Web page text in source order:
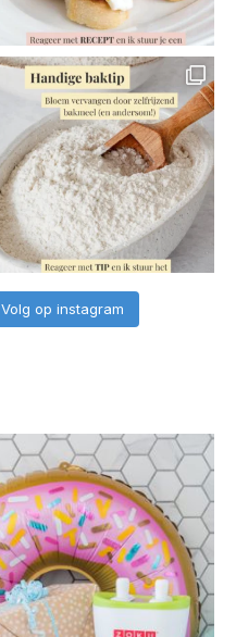
Volg op instagram